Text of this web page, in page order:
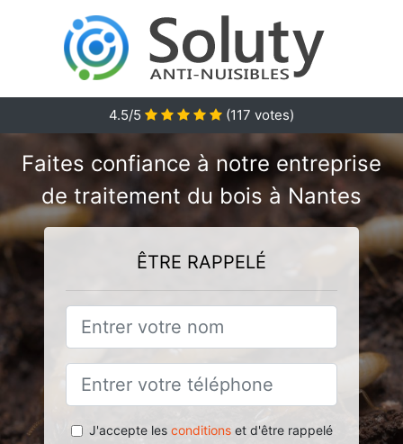
4.5/5 (117 votes)
Faites confiance à notre entreprise
de traitement du bois à Nantes
ÊTRE RAPPELÉ
J'accepte les conditionset d'être rappelé